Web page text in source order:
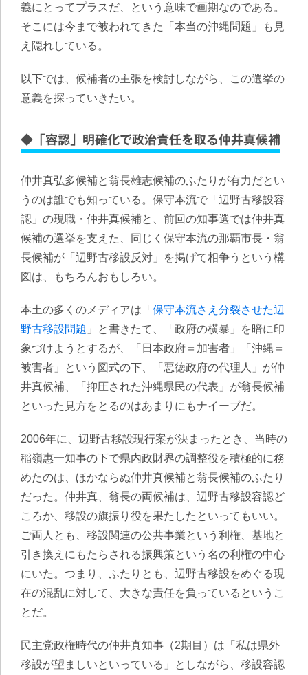
義にとってプラスだ、という意味で画期なのである。
そこには今まで被われてきた「本当の沖縄問題」も見
え隠れしている。
以下では、候補者の主張を検討しながら、この選挙の
意義を探っていきたい。
◆「容認」明確化で政治責任を取る仲井真候補
仲井真弘多候補と翁長雄志候補のふたりが有力だとい
うのは誰でも知っている。保守本流で「辺野古移設容
認」の現職・仲井真候補と、前回の知事選では仲井真
候補の選挙を支えた、同じく保守本流の那覇市長・翁
長候補が「辺野古移設反対」を掲げて相争うという構
図は、もちろんおもしろい。
本土の多くのメディアは「 保守本流さえ分裂させた辺
野古移設問題 」と書きたて、「政府の横暴」を暗に印
象づけようとするが、「日本政府＝加害者」「沖縄＝
被害者」という図式の下、「悪徳政府の代理人」が仲
井真候補、「抑圧された沖縄県民の代表」が翁長候補
といった見方をとるのはあまりにもナイーブだ。
2006年に、辺野古移設現行案が決まったとき、当時の
稲嶺惠一知事の下で県内政財界の調整役を積極的に務
めたのは、ほかならぬ仲井真候補と翁長候補のふたり
だった。仲井真、翁長の両候補は、辺野古移設容認ど
ころか、移設の旗振り役を果たした といってもいい。
ご両人とも、移設関連の公共事業という利権、基地と
引き換えにもたらされる振興策という名の利権の中心
にいた。つまり、ふたりとも、辺野古移設をめぐる現
在の混乱に対して、大きな責任を負っているというこ
とだ。
民主党政権時代の仲井真知事（2期目）は「私は県外
移設が望ましいといっている」としながら、移設容認